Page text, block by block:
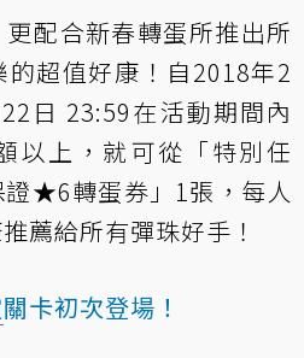
配合新春轉蛋所推出所
超值好康！自2018年2
日 23:59在活動期間內
以上，就可從「特別任
★6轉蛋券」1張，每人
薦給所有彈珠好手！
關卡初次登場！